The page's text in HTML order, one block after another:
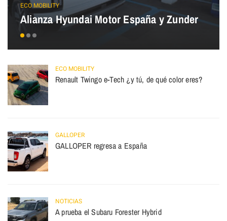
ECO MOBILITY
Alianza Hyundai Motor España y Zunder
ECO MOBILITY
Renault Twingo e-Tech ¿y tú, de qué color eres?
GALLOPER
GALLOPER regresa a España
NOTICIAS
A prueba el Subaru Forester Hybrid